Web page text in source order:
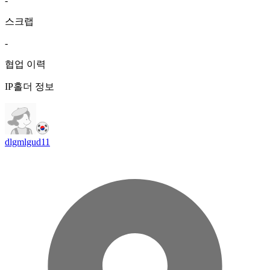
스크랩
-
협업 이력
IP홀더 정보
dlgmlgud11